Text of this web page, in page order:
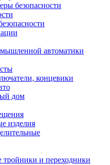
безопасности
автоматики
концевики
дом
изделия
тройники и переходники